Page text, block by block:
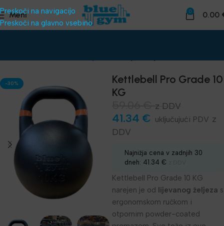
Preskoči na navigacijo
Preskoči na glavno vsebino
Meni 0 0.00
-30%
Kettlebell Pro Grade 10
KG
z DDV
41.34 €
z
DDV
Najnižja cena v zadnjih 30
dneh: 41.34 €
Kettlebell Pro Grade 10 KG
narejen je od lijevanog željeza s
ergonomskom ručkom i
otpornim powder-coated